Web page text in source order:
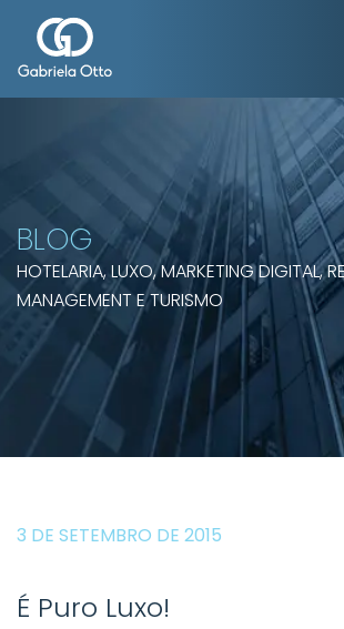
BLOG
HOTELARIA, LUXO, MARKETING DIGITAL,
MANAGEMENT E TURISMO
3 DE SETEMBRO DE 2015
É Puro Luxo!